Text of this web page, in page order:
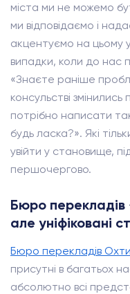
міста ми не можемо
ми відповідаємо і
акцентуємо на цьому
випадки, коли до нас
«Знаєте раніше
консульстві
потрібно написати
будь ласка?». Які
увійти у становище,
першочергово.
Бюро перекладів
але уніфіковані
Бюро перекладів
присутні в багатьох
абсолютно всі